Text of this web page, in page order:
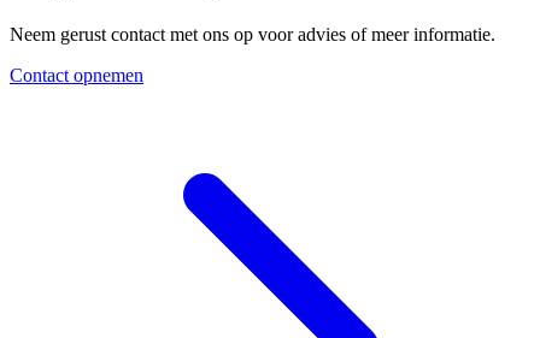
Neem gerust contact met ons op voor advies of meer informatie.
Contact opnemen